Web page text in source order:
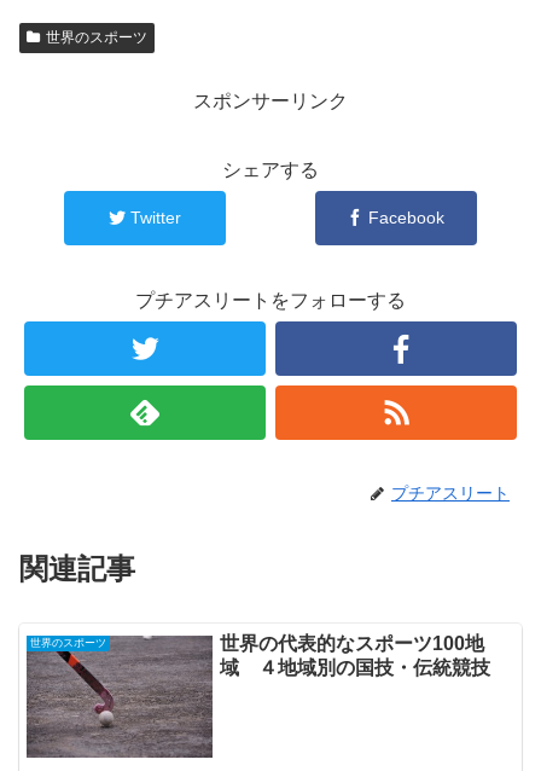
世界のスポーツ
スポンサーリンク
シェアする
Twitter Facebook
プチアスリートをフォローする
プチアスリート
関連記事
世界のスポーツ
世界の代表的なスポーツ100地
域 ４地域別の国技・伝統競技